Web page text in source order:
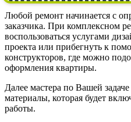
Любой ремонт начинается с
заказчика. При комплексном
воспользоваться услугами
проекта или прибегнуть к
конструкторов, где можно
оформления квартиры.
Далее мастера по Вашей
материалы, которая будет
работы.